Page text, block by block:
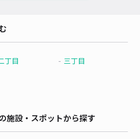
丁目 三丁目
施設・スポットから探す